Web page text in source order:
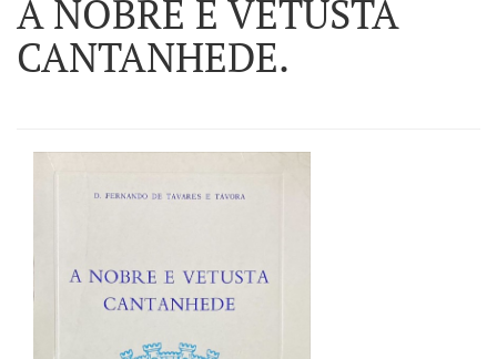
A NOBRE E VETUSTA
CANTANHEDE.